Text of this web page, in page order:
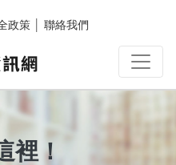
政策 聯絡我們
裡！